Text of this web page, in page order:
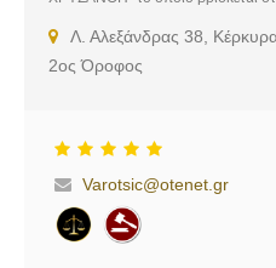
συμβουλές και υπηρεσίες με
Δικηγόρος Βαρότση Χρυσάνθη και
και νομικά πρόσωπα. Σκοπός μας
βέλτιστη διεκπεραίωση των
αποκλειστικό γνώμονα το
περάστε από το γραφείο μας για
Λ. Αλεξάνδρας 38,
2ος Όροφος
Varotsic@otenet.gr